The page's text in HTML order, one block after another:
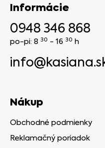
Informácie
0948 346 868
po-pi: 8 30 - 16 30 h
Nákup
Obchodné podmienky
Reklamačný poriadok